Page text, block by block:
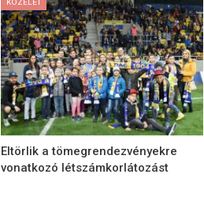
KÖZÉLET
Eltörlik a tömegrendezvényekre
vonatkozó létszámkorlátozást